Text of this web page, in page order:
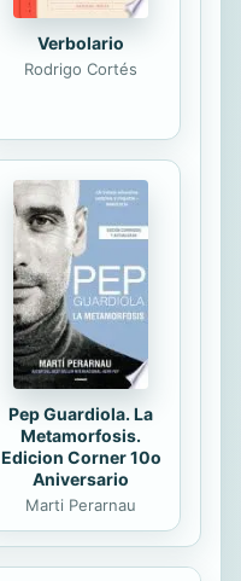
Verbolario
Rodrigo Cortés
Pep Guardiola. La
Metamorfosis.
Edicion Corner 10o
Aniversario
Marti Perarnau